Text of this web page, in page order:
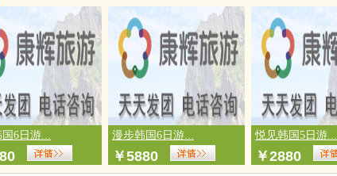
海+长岛+烟台
海+长岛+烟台
青岛+威海+长岛+烟台
海+长岛+烟台
6日游... 漫步韩国6日游...
￥5880
悦见韩国5日游...
￥2880